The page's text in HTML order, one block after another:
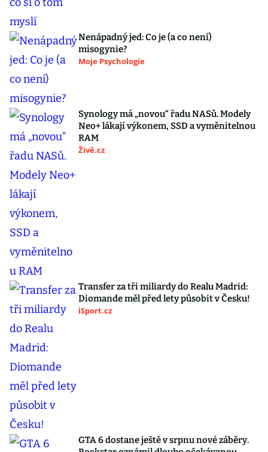
Nenápadný jed: Co je (a co není)
misogynie?
Moje Psychologie
Synology má „novou“ řadu NASů. Modely
Neo+ lákají výkonem, SSD a vyměnitelnou
RAM
Živě.cz
Transfer za tři miliardy do Realu Madrid:
Diomande měl před lety působit v Česku!
iSport.cz
GTA 6 dostane ještě v srpnu nové záběry.